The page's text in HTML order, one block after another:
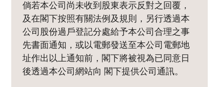
倘若本公司尚未收到股東表示反對之回覆，
及在閣下按照有關法例及規則，另行透過本
公司股份過戶登記分處給予本公司合理之事
先書面通知，或以電郵發送至本公司電郵地
址作出以上通知前，閣下將被視為已同意日
後透過本公司網站向 閣下提供公司通訊。